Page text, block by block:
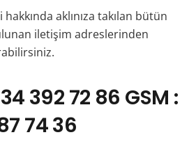
aklınıza takılan bütün
iletişim adreslerinden
392 72 86 GSM :
74 36